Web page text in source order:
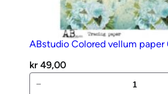
ABstudio Colored vellum paper
kr 49,00
−